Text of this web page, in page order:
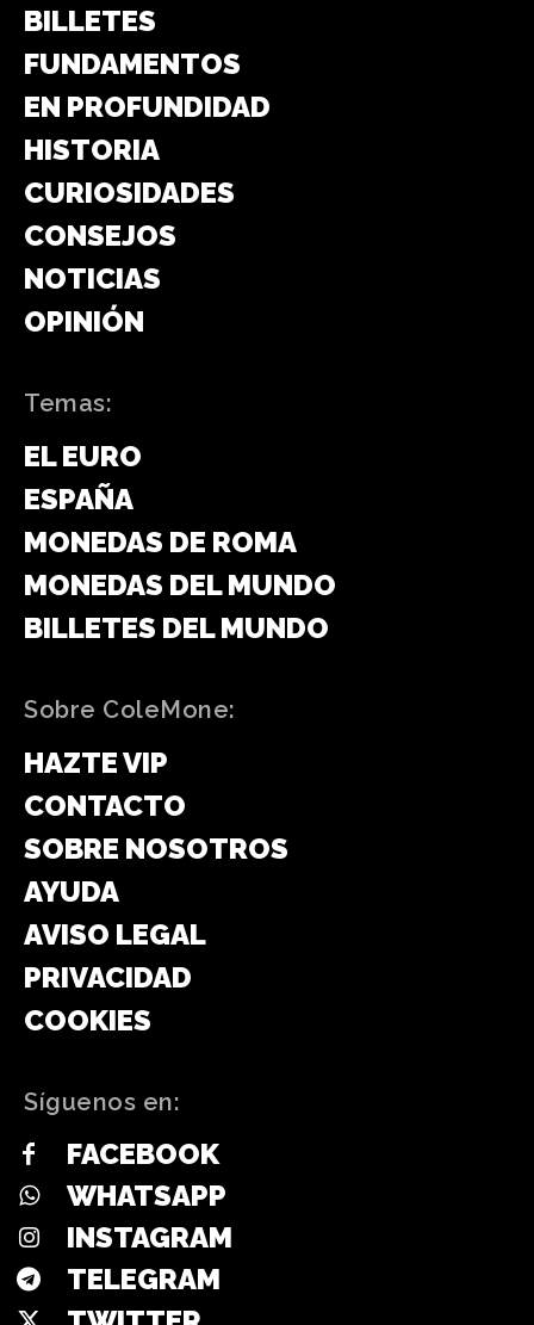
BILLETES
FUNDAMENTOS
EN PROFUNDIDAD
HISTORIA
CURIOSIDADES
CONSEJOS
NOTICIAS
OPINIÓN
Temas:
EL EURO
ESPAÑA
MONEDAS DE ROMA
MONEDAS DEL MUNDO
BILLETES DEL MUNDO
Sobre ColeMone:
HAZTE VIP
CONTACTO
SOBRE NOSOTROS
AYUDA
AVISO LEGAL
PRIVACIDAD
COOKIES
Síguenos en:
FACEBOOK
WHATSAPP
INSTAGRAM
TELEGRAM